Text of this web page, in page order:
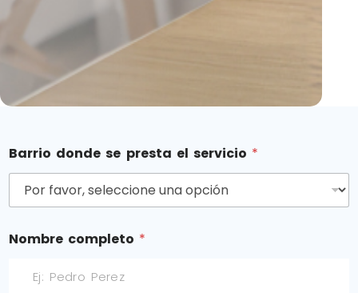
Barrio donde se presta el servicio *
Nombre completo *